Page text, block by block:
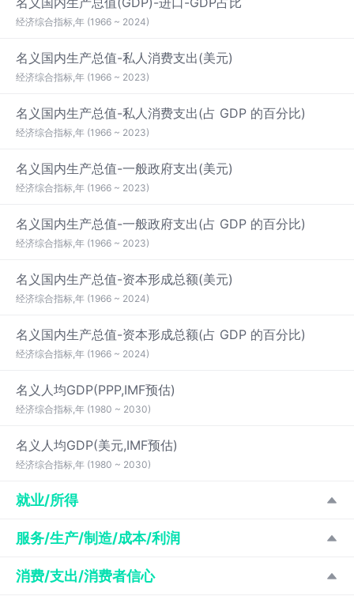
经济综合指标,年 (1966 ~ 2024)
名义国内生产总值-私人消费支出(美元)
经济综合指标,年 (1966 ~ 2023)
名义国内生产总值-私人消费支出(占 GDP 的百分比)
经济综合指标,年 (1966 ~ 2023)
名义国内生产总值-一般政府支出(美元)
经济综合指标,年 (1966 ~ 2023)
名义国内生产总值-一般政府支出(占 GDP 的百分比)
经济综合指标,年 (1966 ~ 2023)
名义国内生产总值-资本形成总额(美元)
经济综合指标,年 (1966 ~ 2024)
名义国内生产总值-资本形成总额(占 GDP 的百分比)
经济综合指标,年 (1966 ~ 2024)
名义人均GDP(PPP,IMF预估)
经济综合指标,年 (1980 ~ 2030)
名义人均GDP(美元,IMF预估)
经济综合指标,年 (1980 ~ 2030)
就业/所得
服务/生产/制造/成本/利润
消费/支出/消费者信心